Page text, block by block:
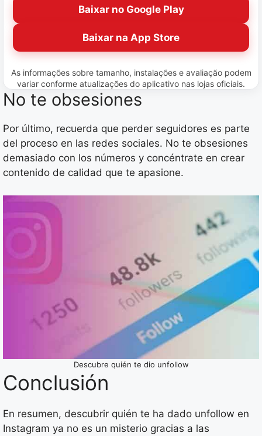
Baixar no Google Play
Baixar na App Store
As informações sobre tamanho, instalações e avaliação podem
variar conforme atualizações do aplicativo nas lojas oficiais.
No te obsesiones
Por último, recuerda que perder seguidores es parte
del proceso en las redes sociales. No te obsesiones
demasiado con los números y concéntrate en crear
contenido de calidad que te apasione.
Descubre quién te dio unfollow
Conclusión
En resumen, descubrir quién te ha dado unfollow en
Instagram ya no es un misterio gracias a las